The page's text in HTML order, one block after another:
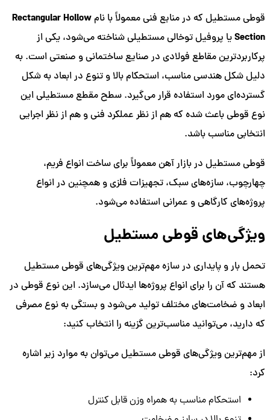
قوطی مستطیل که در منابع فنی معمولاً با نامRectangular Hollow
Sectionیا پروفیل توخالی مستطیلی شناخته می‌شود، یکی از
پرکاربردترین مقاطع فولادی در صنایع ساختمانی و صنعتی است. به
دلیل شکل هندسی مناسب، استحکام بالا و تنوع در ابعاد به شکل
گسترده‌ای مورد استفاده قرار می‌گیرد. سطح مقطع مستطیلی این
نوع قوطی باعث شده که هم از نظر عملکرد فنی و هم از نظر اجرایی
انتخابی مناسب باشد.
قوطی مستطیل در بازار آهن معمولاً برای ساخت انواع فریم،
چهارچوب، سازه‌های سبک، تجهیزات فلزی و همچنین در انواع
پروژه‌های کارگاهی و عمرانی استفاده می‌شود.
ویژگی‌های قوطی مستطیل
تحمل بار و پایداری در سازه مهم‌ترین ویژگی‌های قوطی مستطیل
هستند که آن را برای انواع پروژه‌ها ایدئال می‌سازد. این نوع قوطی در
ابعاد و ضخامت‌های مختلف تولید می‌شود و بستگی به نوع مصرفی
که دارید، می‌توانید مناسب‌ترین گزینه را انتخاب کنید:
از مهم‌ترین ویژگی‌های قوطی مستطیل می‌توان به موارد زیر اشاره
کرد:
استحکام مناسب به همراه وزن قابل کنترل